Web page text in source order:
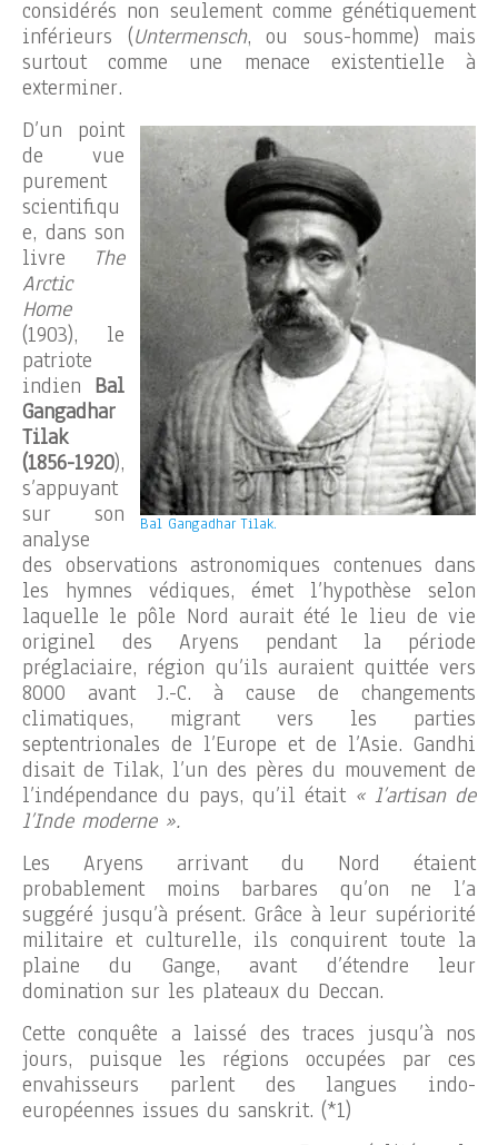
considérés non seulement comme génétiquement
inférieurs (Untermensch, ou sous-homme) mais
surtout comme une menace existentielle à
exterminer.
Bal Gangadhar Tilak.
D’un point
de vue
purement
scientifiqu
e, dans son
livre
The
Arctic
Home
(1903), le
patriote
indien Bal
Gangadhar
Tilak
(1856-1920),
s’appuyant
sur son
analyse
des observations astronomiques contenues dans
les hymnes védiques, émet l’hypothèse selon
laquelle le pôle Nord aurait été le lieu de vie
originel des Aryens pendant la période
préglaciaire, région qu’ils auraient quittée vers
8000 avant J.-C. à cause de changements
climatiques, migrant vers les parties
septentrionales de l’Europe et de l’Asie. Gandhi
disait de Tilak, l’un des pères du mouvement de
l’indépendance du pays, qu’il était « l’artisan de
l’Inde moderne ».
Les Aryens arrivant du Nord étaient
probablement moins barbares qu’on ne l’a
suggéré jusqu’à présent. Grâce à leur supériorité
militaire et culturelle, ils conquirent toute la
plaine du Gange, avant d’étendre leur
domination sur les plateaux du Deccan.
Cette conquête a laissé des traces jusqu’à nos
jours, puisque les régions occupées par ces
envahisseurs parlent des langues indo-
européennes issues du sanskrit. (*1)